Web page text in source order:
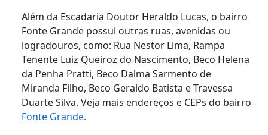
Além da Escadaria Doutor Heraldo Lucas, o bairro
Fonte Grande possui outras ruas, avenidas ou
logradouros, como: Rua Nestor Lima, Rampa
Tenente Luiz Queiroz do Nascimento, Beco Helena
da Penha Pratti, Beco Dalma Sarmento de
Miranda Filho, Beco Geraldo Batista e Travessa
Duarte Silva. Veja mais endereços e CEPs do bairro
Fonte Grande.